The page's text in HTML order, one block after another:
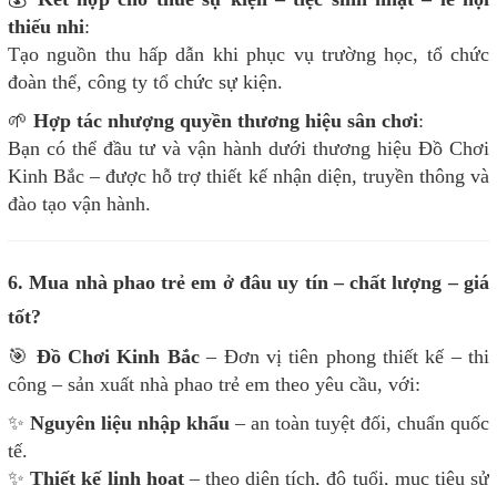
thiếu nhi:
Tạo nguồn thu hấp dẫn khi phục vụ trường học, tổ chức
đoàn thể, công ty tổ chức sự kiện.
🌱 Hợp tác nhượng quyền thương hiệu sân chơi:
Bạn có thể đầu tư và vận hành dưới thương hiệu Đồ Chơi
Kinh Bắc – được hỗ trợ thiết kế nhận diện, truyền thông và
đào tạo vận hành.
6. Mua nhà phao trẻ em ở đâu uy tín – chất lượng – giá
tốt?
🎯 Đồ Chơi Kinh Bắc– Đơn vị tiên phong thiết kế – thi
công – sản xuất nhà phao trẻ em theo yêu cầu, với:
✨ Nguyên liệu nhập khẩu – an toàn tuyệt đối, chuẩn quốc
tế.
✨Thiết kế linh hoạt– theo diện tích, độ tuổi, mục tiêu sử